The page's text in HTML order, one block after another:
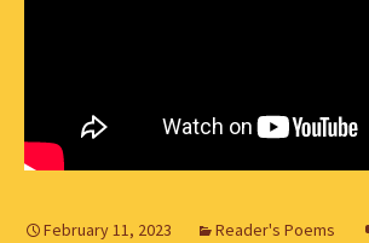
February 11, 2023 Reader's Poems